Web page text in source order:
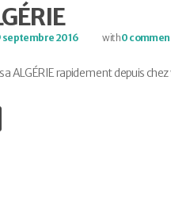
septembre 2016 with0
ALGÉRIE rapidement depuis chez